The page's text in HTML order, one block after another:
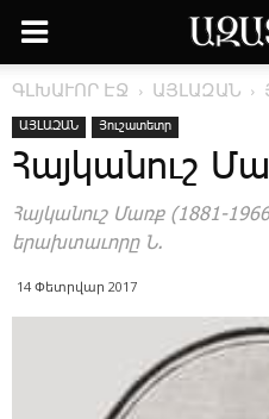
ԳԼԽԱՒՈՐ ԷՋ ԱՅԼԱԶԱՆ
ԱՅԼԱԶԱՆ Յուշատետր
­Հայ­կա­նուշ
­Հայ­կա­նուշ ­Մառք (1881-
ե­րախ­տա­ւո­րը Ն.
14 Փետրվար 2017